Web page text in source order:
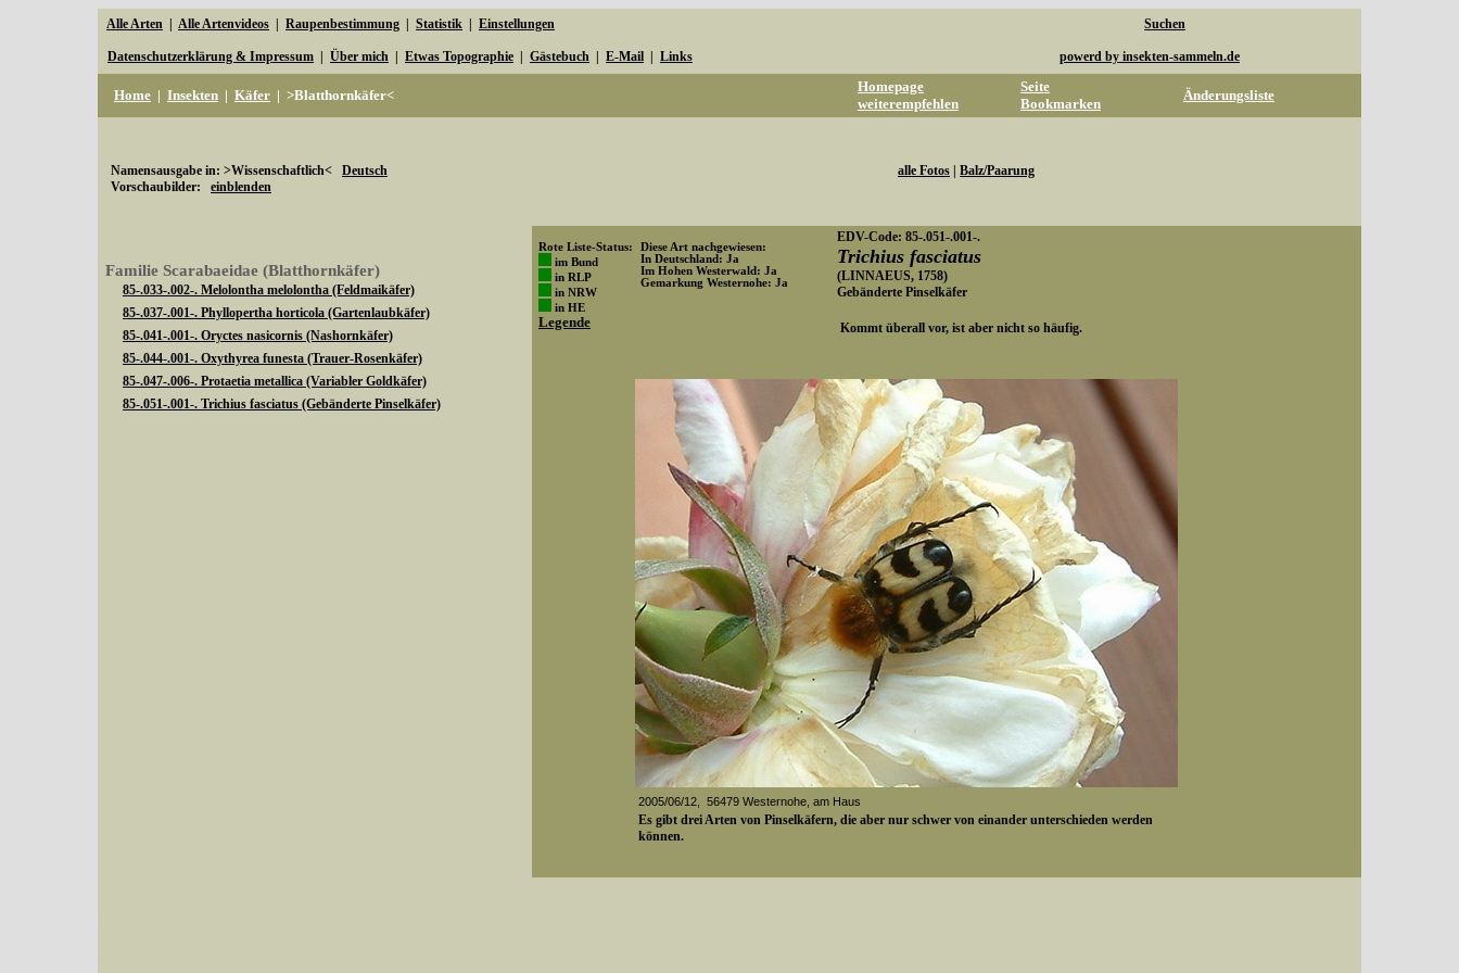
Alle Arten Alle Artenvideos Raupenbestimmung Statistik Einstellungen Suchen
Datenschutzerklärung & Impressum Über mich Etwas Topographie Gästebuch E-Mail Links powerd by insekten-sammeln.de
Home | Insekten | Käfer | >Blatthornkäfer<
Homepage
weiterempfehlen
Seite
Bookmarken
Änderungsliste
Namensausgabe in: >Wissenschaftlich< Deutsch
Vorschaubilder: einblenden
alle Fotos Balz/Paarung
Familie Scarabaeidae (Blatthornkäfer)
85-.033-.002-. Melolontha melolontha (Feldmaikäfer)
85-.037-.001-. Phyllopertha horticola (Gartenlaubkäfer)
85-.041-.001-. Oryctes nasicornis (Nashornkäfer)
85-.044-.001-. Oxythyrea funesta (Trauer-Rosenkäfer)
85-.047-.006-. Protaetia metallica (Variabler Goldkäfer)
85-.051-.001-. Trichius fasciatus (Gebänderte Pinselkäfer)
Rote Liste-Status:
im Bund
in RLP
in NRW
in HE
Legende
Diese Art nachgewiesen:
In Deutschland: Ja
Im Hohen Westerwald: Ja
Gemarkung Westernohe: Ja
EDV-Code: 85-.051-.001-.
Trichius fasciatus
(LINNAEUS, 1758)
Gebänderte Pinselkäfer
Kommt überall vor, ist aber nicht so häufig.
2005/06/12, 56479 Westernohe, am Haus
Es gibt drei Arten von Pinselkäfern, die aber nur schwer von einander unterschieden werden
können.